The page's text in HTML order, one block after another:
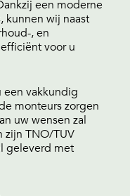
een moderne
kunnen wij naast
, en
voor u
vakkundig
monteurs zorgen
uw wensen zal
zijn TNO/TUV
geleverd met